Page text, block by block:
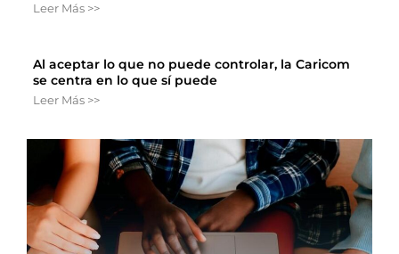
Leer Más >>
Al aceptar lo que no puede controlar, la Caricom
se centra en lo que sí puede
Leer Más >>